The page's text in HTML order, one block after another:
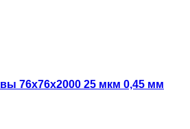
76х76х2000 25 мкм 0,45 мм